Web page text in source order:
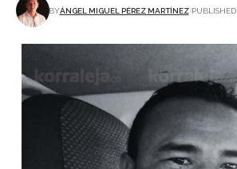
BYÁNGEL MIGUEL PÉREZ MARTÍNEZ